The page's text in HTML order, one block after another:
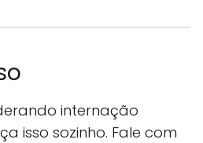
internação
isso sozinho. Fale com